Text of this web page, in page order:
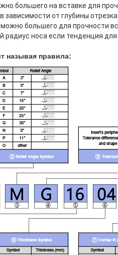
большего на вставке для
зависимости от глубины отрезка
большего для прочности
радиус носа если тенденция
называя правила: